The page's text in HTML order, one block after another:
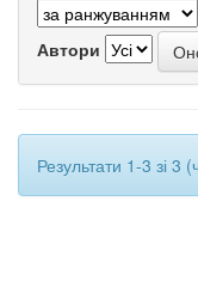
Автори
Результати 1-3 зі 3